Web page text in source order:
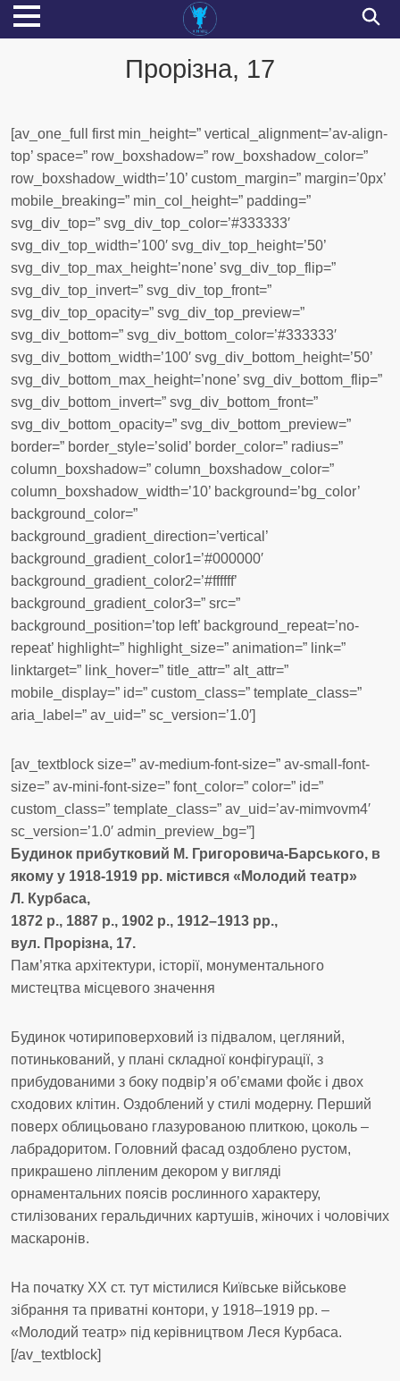
Прорізна, 17
[av_one_full first min_height=” vertical_alignment=’av-align-
top’ space=” row_boxshadow=” row_boxshadow_color=”
row_boxshadow_width=’10’ custom_margin=” margin=’0px’
mobile_breaking=” min_col_height=” padding=”
svg_div_top=” svg_div_top_color=’#333333′
svg_div_top_width=’100′ svg_div_top_height=’50’
svg_div_top_max_height=’none’ svg_div_top_flip=”
svg_div_top_invert=” svg_div_top_front=”
svg_div_top_opacity=” svg_div_top_preview=”
svg_div_bottom=” svg_div_bottom_color=’#333333′
svg_div_bottom_width=’100′ svg_div_bottom_height=’50’
svg_div_bottom_max_height=’none’ svg_div_bottom_flip=”
svg_div_bottom_invert=” svg_div_bottom_front=”
svg_div_bottom_opacity=” svg_div_bottom_preview=”
border=” border_style=’solid’ border_color=” radius=”
column_boxshadow=” column_boxshadow_color=”
column_boxshadow_width=’10’ background=’bg_color’
background_color=”
background_gradient_direction=’vertical’
background_gradient_color1=’#000000′
background_gradient_color2=’#ffffff’
background_gradient_color3=” src=”
background_position=’top left’ background_repeat=’no-
repeat’ highlight=” highlight_size=” animation=” link=”
linktarget=” link_hover=” title_attr=” alt_attr=”
mobile_display=” id=” custom_class=” template_class=”
aria_label=” av_uid=” sc_version=’1.0′]
[av_textblock size=” av-medium-font-size=” av-small-font-
size=” av-mini-font-size=” font_color=” color=” id=”
custom_class=” template_class=” av_uid=’av-mimvovm4′
sc_version=’1.0′ admin_preview_bg=”]
Будинок прибутковий М. Григоровича-Барського, в
якому у 1918-1919 рр. містився «Молодий театр»
Л. Курбаса,
1872 р., 1887 р., 1902 р., 1912–1913 рр.,
вул. Прорізна, 17.
Пам’ятка архітектури, історії, монументального
мистецтва місцевого значення
Будинок чотириповерховий із підвалом, цегляний,
потинькований, у плані складної конфігурації, з
прибудованими з боку подвір’я об’ємами фойє і двох
сходових клітин. Оздоблений у стилі модерну. Перший
поверх облицьовано глазурованою плиткою, цоколь –
лабрадоритом. Головний фасад оздоблено рустом,
прикрашено ліпленим декором у вигляді
орнаментальних поясів рослинного характеру,
стилізованих геральдичних картушів, жіночих і чоловічих
маскаронів.
На початку ХХ ст. тут містилися Київське військове
зібрання та приватні контори, у 1918–1919 рр. –
«Молодий театр» під керівництвом Леся Курбаса.
[/av_textblock]